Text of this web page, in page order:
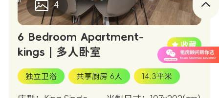
4
6 Bedroom Apartment-
kings | 多人卧室
独立卫浴 共享厨房 6人 14.3平米